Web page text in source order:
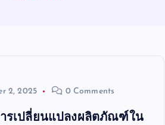
2, 2025 0 Comments
รเปลี่ยนแปลงผลิตภัณฑ์ใน